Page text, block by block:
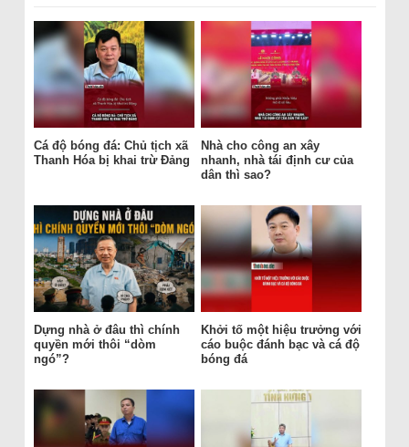
Cá độ bóng đá: Chủ tịch xã
Thanh Hóa bị khai trừ Đảng
Nhà cho công an xây
nhanh, nhà tái định cư của
dân thì sao?
Dựng nhà ở đâu thì chính
quyền mới thôi “dòm
ngó”?
Khởi tố một hiệu trưởng với
cáo buộc đánh bạc và cá độ
bóng đá